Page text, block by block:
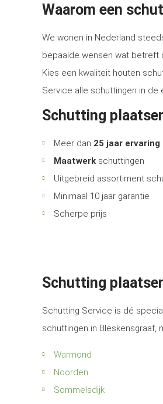
Waarom een
We wonen in Nederland
bepaalde wensen wat betreft
Kies een kwaliteit houten
Service alle schuttingen in de
Schutting
Meer dan 25 jaar ervaring
Maatwerk schuttingen
Uitgebreid assortiment
Minimaal 10 jaar garantie
Scherpe prijs
Schutting
Schutting Service is dé
schuttingen in Bleskensgraaf,
Warmond
Noorden
Sommelsdijk